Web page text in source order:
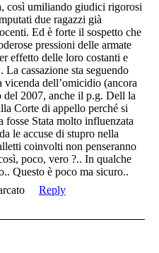
così umiliando giudici rigorosi
due ragazzi già
Ed è forte il sospetto che
pressioni delle armate
effetto delle loro costanti e
cassazione sta seguendo
vicenda dell’omicidio (ancora
del 2007, anche il p.g. Dell la
Corte di appello perché si
fosse Stata molto influenzata
le accuse di stupro nella
coinvolti non penseranno
poco, vero ?.. In qualche
Questo è poco ma sicuro..
Reply